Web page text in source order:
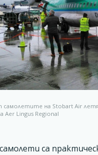
на Stobart Air
Lingus Regional
са